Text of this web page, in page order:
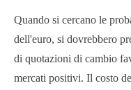
Quando si cercano le
dell'euro, si dovrebbero
di quotazioni di cambio
mercati positivi. Il costo